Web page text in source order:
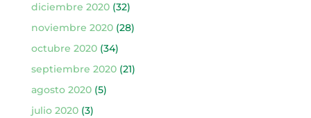
diciembre 2020(32)
noviembre 2020(28)
octubre 2020(34)
septiembre 2020(21)
agosto 2020(5)
julio 2020(3)